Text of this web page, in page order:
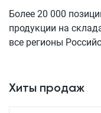
Более 20 000
продукции на
все регионы
Хиты продаж